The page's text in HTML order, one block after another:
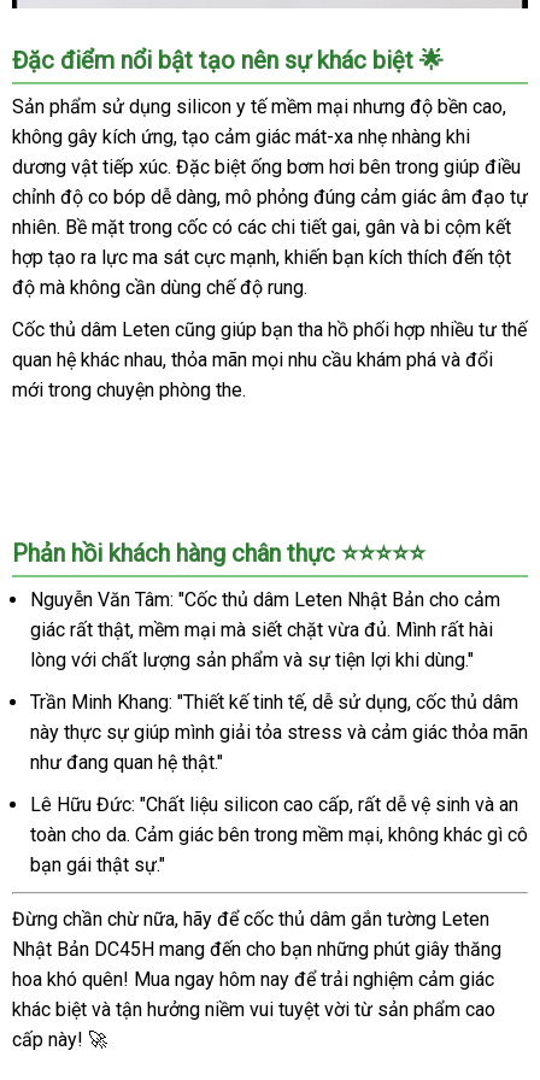
Cốc
Thủ
Dâm
Leten
Diamond
Nhật
Tự
Động
Co
Bóp
Thật
Đặc điểm nổi bật tạo nên sự khác biệt 🌟
Sản phẩm sử dụng silicon y tế mềm mại nhưng độ bền cao,
không gây kích ứng, tạo cảm giác mát-xa nhẹ nhàng khi
dương vật tiếp xúc. Đặc biệt ống bơm hơi bên trong giúp điều
chỉnh độ co bóp dễ dàng, mô phỏng đúng cảm giác âm đạo tự
nhiên. Bề mặt trong cốc có các chi tiết gai, gân và bi cộm kết
hợp tạo ra lực ma sát cực mạnh, khiến bạn kích thích đến tột
độ mà không cần dùng chế độ rung.
Cốc thủ dâm Leten cũng giúp bạn tha hồ phối hợp nhiều tư thế
quan hệ khác nhau, thỏa mãn mọi nhu cầu khám phá và đổi
mới trong chuyện phòng the.
Phản hồi khách hàng chân thực ⭐⭐⭐⭐⭐
Nguyễn Văn Tâm: "Cốc thủ dâm Leten Nhật Bản cho cảm
giác rất thật, mềm mại mà siết chặt vừa đủ. Mình rất hài
lòng với chất lượng sản phẩm và sự tiện lợi khi dùng."
Trần Minh Khang: "Thiết kế tinh tế, dễ sử dụng, cốc thủ dâm
này thực sự giúp mình giải tỏa stress và cảm giác thỏa mãn
như đang quan hệ thật."
Lê Hữu Đức: "Chất liệu silicon cao cấp, rất dễ vệ sinh và an
toàn cho da. Cảm giác bên trong mềm mại, không khác gì cô
bạn gái thật sự."
Đừng chần chừ nữa, hãy để cốc thủ dâm gắn tường Leten
Nhật Bản DC45H mang đến cho bạn những phút giây thăng
hoa khó quên! Mua ngay hôm nay để trải nghiệm cảm giác
khác biệt và tận hưởng niềm vui tuyệt vời từ sản phẩm cao
cấp này! 🚀